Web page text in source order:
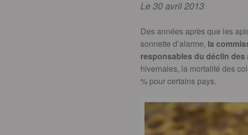
Le 30 avril 2013
Des années après que les
sonnette d’alarme, la
responsables du déclin des
hivernales, la mortalité des
% pour certains pays.